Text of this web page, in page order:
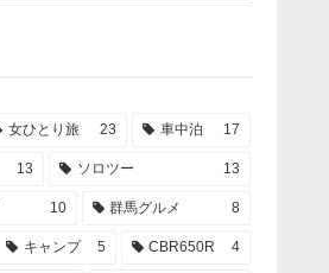
女ひとり旅 23 車中泊 17
13 ソロツー 13
10 群馬グルメ 8
キャンプ 5 CBR650R 4